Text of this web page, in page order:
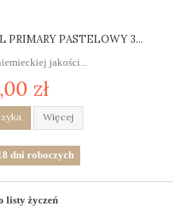
PRIMARY PASTELOWY 3...
jakości...
zł
Więcej
dni roboczych
listy życzeń